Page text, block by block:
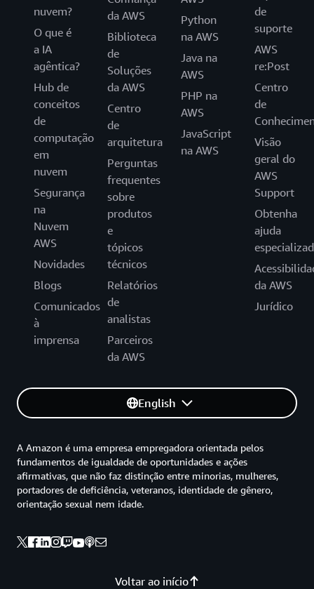
nuvem?
O que é
a IA
agêntica?
Hub de
conceitos
de
computação
em
nuvem
Segurança
na
Nuvem
AWS
Novidades
Blogs
Comunicados
à
imprensa
da AWS
Biblioteca
de
Soluções
da AWS
Centro
de
arquitetura
Perguntas
frequentes
sobre
produtos
e
tópicos
técnicos
Relatórios
de
analistas
Parceiros
da AWS
Python
na AWS
Java na
AWS
PHP na
AWS
JavaScript
na AWS
de
suporte
AWS
re:Post
Centro
de
Visão
geral do
AWS
Support
Obtenha
ajuda
da AWS
Jurídico
English
Voltar ao início
A Amazon é uma empresa empregadora orientada pelos
fundamentos de igualdade de oportunidades e ações
afirmativas, que não faz distinção entre minorias, mulheres,
portadores de deficiência, veteranos, identidade de gênero,
orientação sexual nem idade.